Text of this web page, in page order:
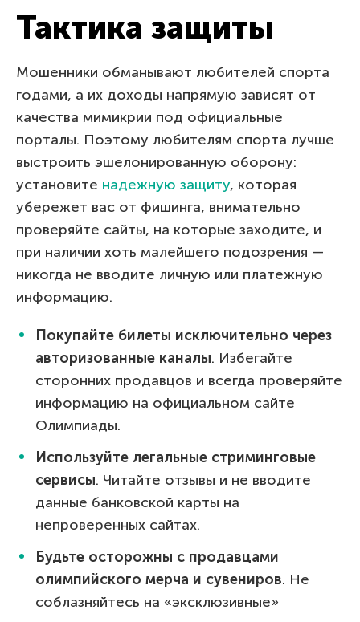
Тактика защиты
Мошенники обманывают любителей спорта
годами, а их доходы напрямую зависят от
качества мимикрии под официальные
порталы. Поэтому любителям спорта лучше
выстроить эшелонированную оборону:
установите надежную защиту, которая
убережет вас от фишинга, внимательно
проверяйте сайты, на которые заходите, и
при наличии хоть малейшего подозрения —
никогда не вводите личную или платежную
информацию.
Покупайте билеты исключительно через
авторизованные каналы. Избегайте
сторонних продавцов и всегда проверяйте
информацию на официальном сайте
Олимпиады.
Используйте легальные стриминговые
сервисы. Читайте отзывы и не вводите
данные банковской карты на
непроверенных сайтах.
Будьте осторожны с продавцами
олимпийского мерча и сувениров. Не
соблазняйтесь на «эксклюзивные»